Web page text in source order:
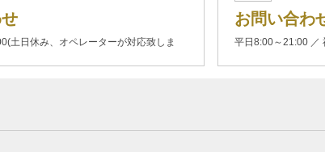
土日休み、オペレーターが対応致しま
お問い合わ
平日8:00～21:00 ／